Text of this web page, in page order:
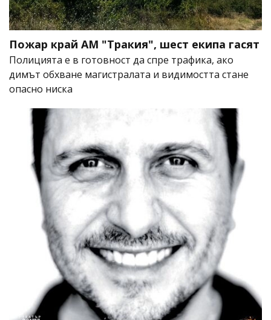
Пожар край АМ "Тракия", шест екипа гасят
Полицията е в готовност да спре трафика, ако
димът обхване магистралата и видимостта стане
опасно ниска